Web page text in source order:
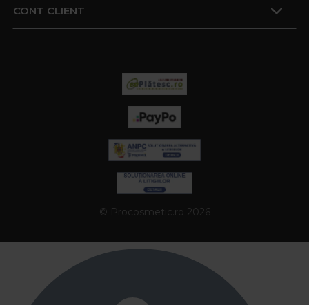
CONT CLIENT
© Procosmetic.ro 2026